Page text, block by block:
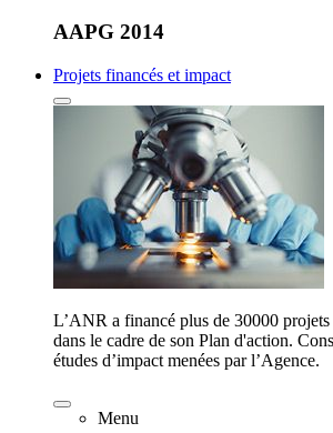
AAPG 2014
Projets financés et impact
L’ANR a financé plus de 30000 projets
dans le cadre de son Plan d'action.
études d’impact menées par l’Agence.
Menu